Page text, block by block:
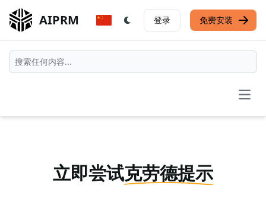
AIPRM 登录 免费安装
立即尝试克劳德提示